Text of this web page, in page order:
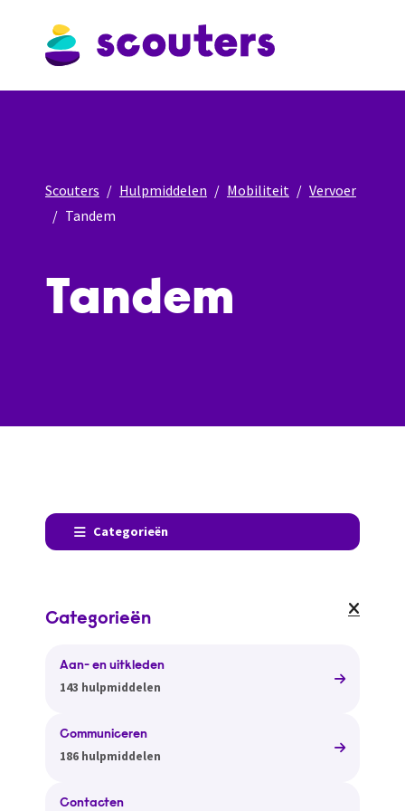
Scouters Hulpmiddelen Mobiliteit
Vervoer
Tandem
Tandem
Categorieën
Categorieën
Aan- en uitkleden
143 hulpmiddelen
Communiceren
186 hulpmiddelen
Contacten